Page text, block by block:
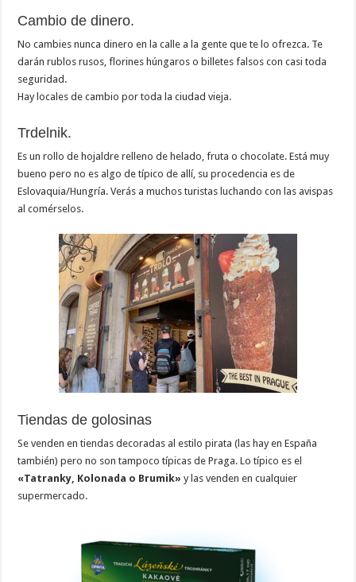
Cambio de dinero.
No cambies nunca dinero en la calle a la gente que te lo ofrezca. Te
darán rublos rusos, florines húngaros o billetes falsos con casi toda
seguridad.
Hay locales de cambio por toda la ciudad vieja.
Trdelnik.
Es un rollo de hojaldre relleno de helado, fruta o chocolate. Está muy
bueno pero no es algo de típico de allí, su procedencia es de
Eslovaquia/Hungría. Verás a muchos turistas luchando con las avispas
al comérselos.
Tiendas de golosinas
Se venden en tiendas decoradas al estilo pirata (las hay en España
también) pero no son tampoco típicas de Praga. Lo típico es el
«Tatranky, Kolonada o Brumik» y las venden en cualquier
supermercado.